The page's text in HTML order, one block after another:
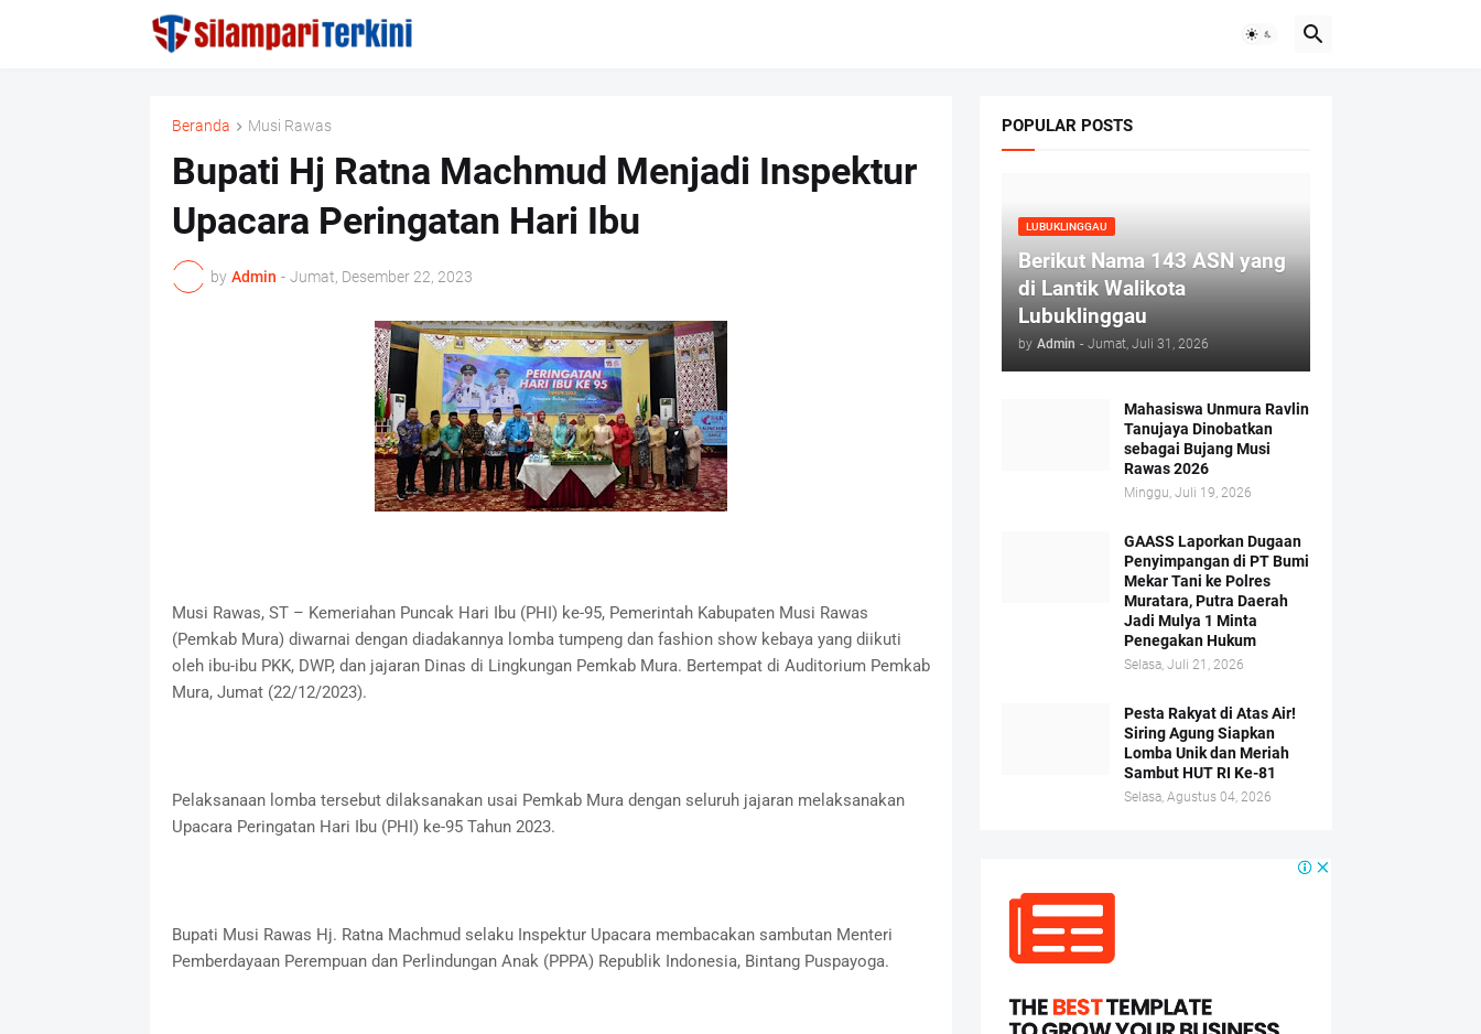
Beranda Musi Rawas
Bupati Hj Ratna Machmud Menjadi Inspektur
Upacara Peringatan Hari Ibu
by Admin - Jumat, Desember 22, 2023
Musi Rawas, ST – Kemeriahan Puncak Hari Ibu (PHI) ke-95, Pemerintah Kabupaten Musi Rawas
(Pemkab Mura) diwarnai dengan diadakannya lomba tumpeng dan fashion show kebaya yang diikuti
oleh ibu-ibu PKK, DWP, dan jajaran Dinas di Lingkungan Pemkab Mura. Bertempat di Auditorium Pemkab
Mura, Jumat (22/12/2023).
Pelaksanaan lomba tersebut dilaksanakan usai Pemkab Mura dengan seluruh jajaran melaksanakan
Upacara Peringatan Hari Ibu (PHI) ke-95 Tahun 2023.
Bupati Musi Rawas Hj. Ratna Machmud selaku Inspektur Upacara membacakan sambutan Menteri
Pemberdayaan Perempuan dan Perlindungan Anak (PPPA) Republik Indonesia, Bintang Puspayoga.
POPULAR POSTS
LUBUKLINGGAU
Berikut Nama 143 ASN yang
di Lantik Walikota
Lubuklinggau
by Admin - Jumat, Juli 31, 2026
Mahasiswa Unmura Ravlin
Tanujaya Dinobatkan
sebagai Bujang Musi
Rawas 2026
Minggu, Juli 19, 2026
GAASS Laporkan Dugaan
Penyimpangan di PT Bumi
Mekar Tani ke Polres
Muratara, Putra Daerah
Jadi Mulya 1 Minta
Penegakan Hukum
Selasa, Juli 21, 2026
Pesta Rakyat di Atas Air!
Siring Agung Siapkan
Lomba Unik dan Meriah
Sambut HUT RI Ke-81
Selasa, Agustus 04, 2026